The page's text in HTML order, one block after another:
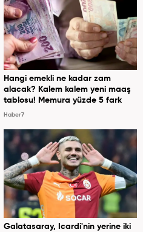
Hangi emekli ne kadar zam
alacak? Kalem kalem yeni maaş
tablosu! Memura yüzde 5 fark
Haber7
Galatasaray, Icardi'nin yerine iki